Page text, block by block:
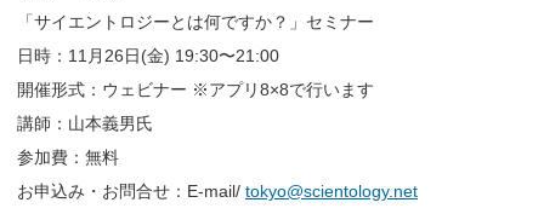
「サイエントロジーとは何ですか？」セミナー
日時：11月26日(金) 19:30〜21:00
開催形式：ウェビナー ※アプリ8×8で行います
講師：山本義男氏
参加費：無料
お申込み・お問合せ：E-mail/ tokyo@scientology.net